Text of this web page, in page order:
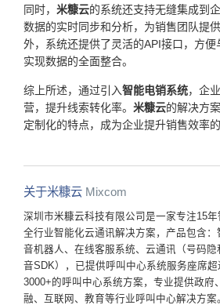
同时， 米糠云的系统还支持无缝集成到
数据的实时同步和分析，为销售团队提
外，系统还提供了灵活的API接口，方便
实现数据的全面整合。
综上所述，通过引入智能电销系统，企
营，提升线索转化率。 米糠云的解决方
定制化的特点，成为企业提升销售效率的
关于米糠云 Mixcom
深圳市米糠云科技有限公司是一家专注15
全行业智能化云通讯解决方案，产品包含
音机器人、在线客服系统、云通讯（号码
音SDK），已提供呼叫中心系统服务座席
3000+的呼叫中心系统方案，专业提供政府
融、互联网、教育等行业呼叫中心解决方案